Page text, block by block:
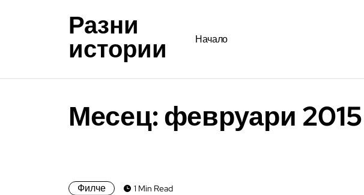
Разни
истории Начало
Месец:февруари 2015
Филче 1 Min Read